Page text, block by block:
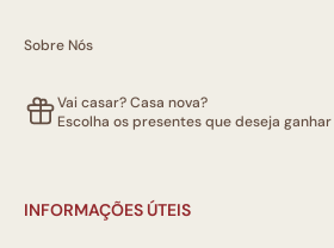
Sobre Nós
Vai casar? Casa nova?
Escolha os presentes que deseja ganhar
INFORMAÇÕES ÚTEIS